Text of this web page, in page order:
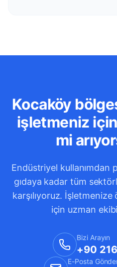
Kocaköy
işletmeniz
mi
Endüstriyel kullanımdan
gıdaya kadar tüm
karşılıyoruz.
için uzman
Bizi Arayın
+90
E-Posta